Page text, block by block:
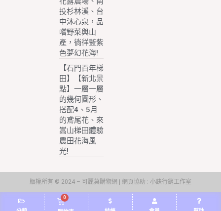
投杉林溪、台
中沐心泉，品
嚐野菜與山
產，徜徉藍紫
色夢幻花海!
【石門百年梯
田】【新北景
點】一層一層
的幾何圖形、
搭配4、5月
的鳶尾花、來
嵩山梯田體驗
農田花海風
光!
版權所有 © 2024 – 可麗莫購物網 | 網頁協助 : 小訣行銷工作室
0